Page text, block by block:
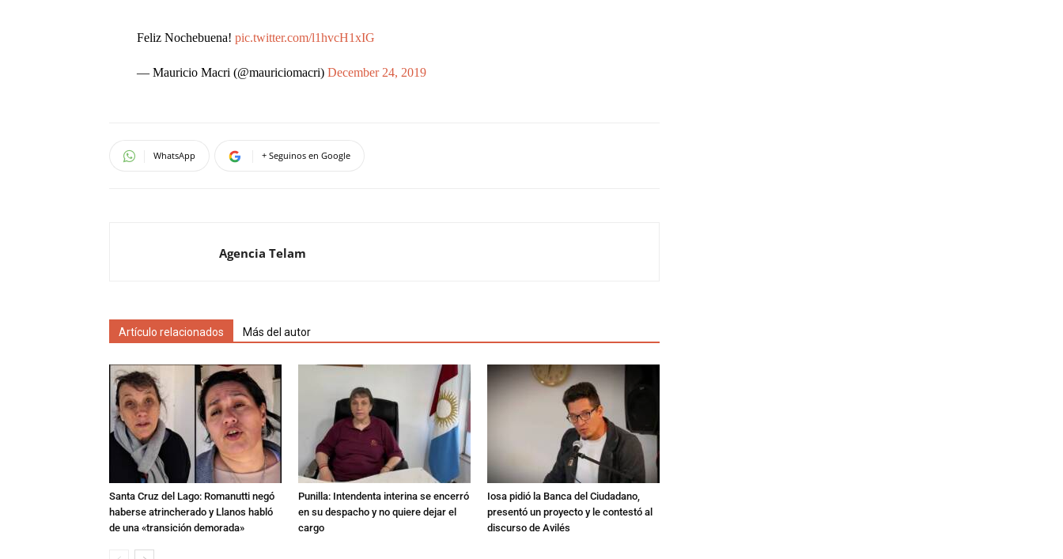
Feliz Nochebuena! pic.twitter.com/l1hvcH1xIG
— Mauricio Macri (@mauriciomacri) December 24, 2019
WhatsApp + Seguinos en Google
Agencia Telam
Artículo relacionados Más del autor
Santa Cruz del Lago: Romanutti negó
haberse atrincherado y Llanos habló
de una «transición demorada»
Punilla: Intendenta interina se encerró
en su despacho y no quiere dejar el
cargo
Iosa pidió la Banca del Ciudadano,
presentó un proyecto y le contestó al
discurso de Avilés